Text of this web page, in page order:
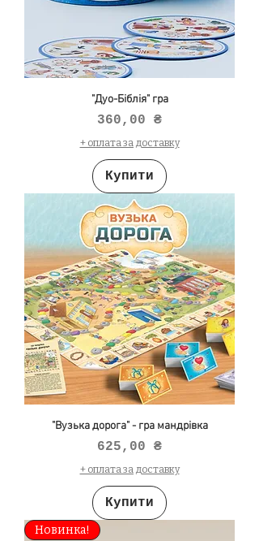
"Дуо-Біблія" гра
Ціна
360,00 ₴
+ оплата за доставку
Купити
"Вузька дорога" - гра мандрівка
Ціна
625,00 ₴
+ оплата за доставку
Купити
Новинка!